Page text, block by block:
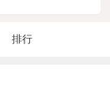
排行